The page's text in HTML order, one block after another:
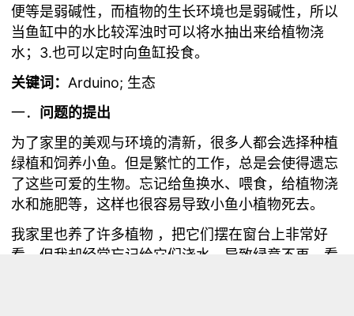
便等是弱碱性，而植物的生长环境也是弱碱性，所以
当鱼缸中的水比较浑浊时可以将水抽出来给植物浇
水；3.也可以定时向鱼缸投食。
关键词： Arduino; 生态
一． 问题的提出
为了家里的美观与环境的清新，很多人都会选择种植
绿植和饲养小鱼。但是繁忙的工作，总是会使得遗忘
了这些可爱的生物。忘记给鱼换水、喂食，给植物浇
水和施肥等，这样也很容易导致小鱼小植物死去。
我家里也养了许多植物 ，把它们摆在窗台上非常好
看，但我却经常忘记给它们浇水，导致绿意不再。看